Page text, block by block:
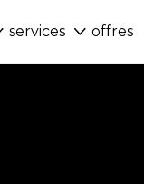
services offres